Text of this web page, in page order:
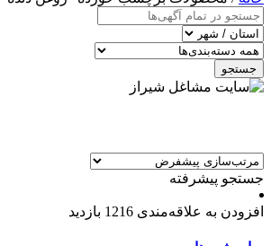
جستجو
جستجو پیشرفته
افزودن به علاقه‌مندی 1216 بازدید